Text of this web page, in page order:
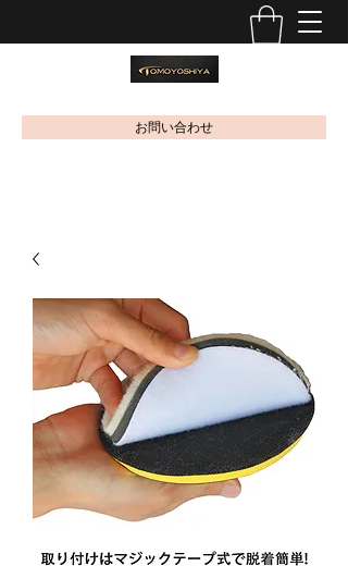
お問い合わせ